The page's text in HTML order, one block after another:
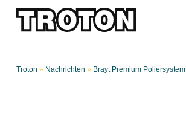
Troton » Nachrichten » Brayt Premium Poliersystem